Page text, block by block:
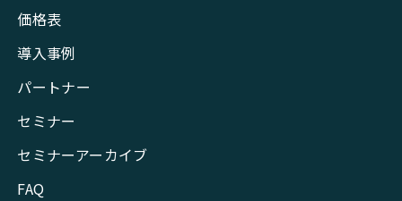
価格表
導入事例
パートナー
セミナー
セミナーアーカイブ
FAQ